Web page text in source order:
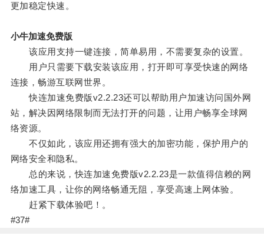
更加稳定快速。
小牛加速免费版
该应用支持一键连接，简单易用，不需要复杂的设置。
用户只需要下载安装该应用，打开即可享受快速的网络
连接，畅游互联网世界。
快连加速免费版v2.2.23还可以帮助用户加速访问国外网
站，解决因网络限制而无法打开的问题，让用户畅享全球网
络资源。
不仅如此，该应用还拥有强大的加密功能，保护用户的
网络安全和隐私。
总的来说，快连加速免费版v2.2.23是一款值得信赖的网
络加速工具，让你的网络畅通无阻，享受高速上网体验。
赶紧下载体验吧！。
#37#